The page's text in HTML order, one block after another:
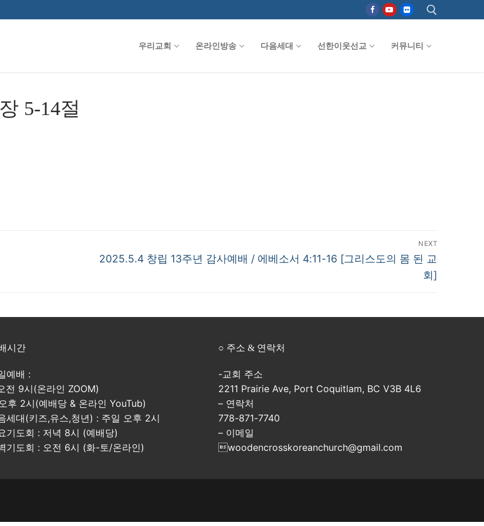
우리교회 온라인방송 다음세대 선한이웃선교 커뮤니티
5-14절
NEXT
Next
2025.5.4 창립 13주년 감사예배 / 에베소서 4:11-16 [그리스도의 몸 된 교
회]
시간
예배 :
전 9시(온라인 ZOOM)
후 2시(예배당 & 온라인 YouTub)
세대(키즈,유스,청년) : 주일 오후 2시
기도회 : 저녁 8시 (예배당)
기도회 : 오전 6시 (화-토/온라인)
○ 주소 & 연락처
-교회 주소
2211 Prairie Ave, Port Coquitlam, BC V3B 4L6
– 연락처
778-871-7740
– 이메일
woodencrosskoreanchurch@gmail.com